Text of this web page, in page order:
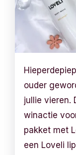
ouder
jullie vieren.
winactie
pakket met
een Loveli